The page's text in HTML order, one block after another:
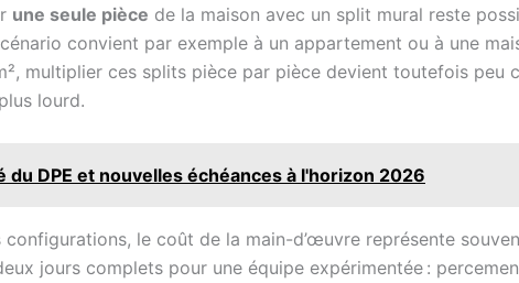
une seule pièce de la maison avec un split mural reste
convient par exemple à un appartement ou à une
multiplier ces splits pièce par pièce devient toutefois peu
lourd.
du DPE et nouvelles échéances à l'horizon 2026
configurations, le coût de la main-d’œuvre représente
jours complets pour une équipe expérimentée :